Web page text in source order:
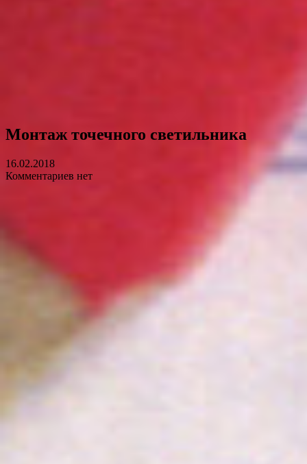
Монтаж точечного светильника
16.02.2018
Комментариев нет